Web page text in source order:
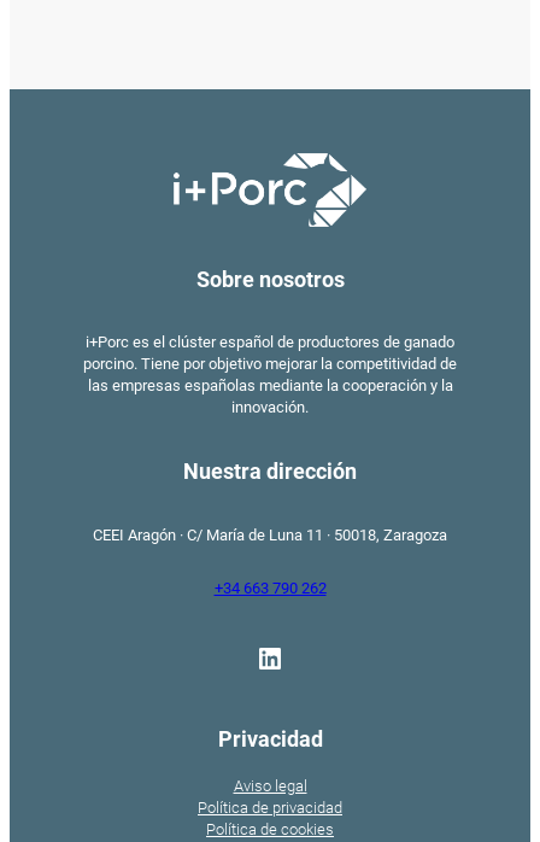
Sobre nosotros
i+Porc es el clúster español de productores de ganado
porcino. Tiene por objetivo mejorar la competitividad de
las empresas españolas mediante la cooperación y la
innovación.
Nuestra dirección
CEEI Aragón · C/ María de Luna 11 · 50018, Zaragoza
+34 663 790 262
LinkedIn
Privacidad
Aviso legal
Política de privacidad
Política de cookies